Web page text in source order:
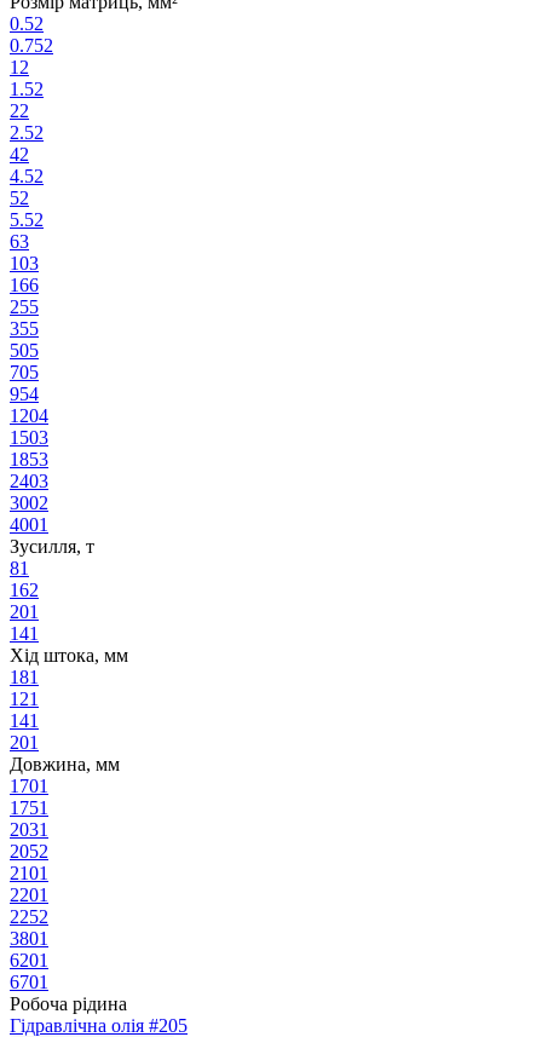
0.52
0.752
1 2
1.52
22
2.52
42
4.52
52
5.52
63
103
166
255
355
505
705
954
1204
1503
1853
2403
3002
4001
Зусилля, т
81
162
201
141
Хід штока, мм
181
121
141
201
Довжина, мм
1701
1751
2031
2052
2101
2201
2252
3801
6201
6701
Робоча рідина
Гідравлічна олія #205